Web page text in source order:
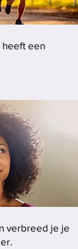
heeft een
verbreed je je